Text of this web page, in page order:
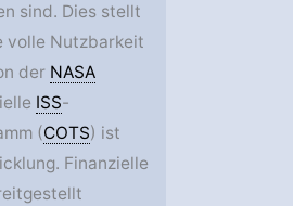
sind. Dies stellt
volle Nutzbarkeit
der NASA
ISS-
(COTS) ist
Finanzielle